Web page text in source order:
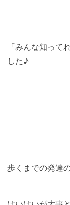
「みんな知って
した♪
歩くまでの発達